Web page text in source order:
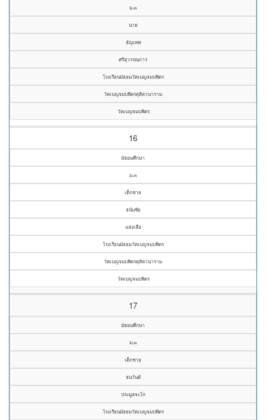
ม.๓
นาย
ธัญเทพ
ศรีสุวรรณการ
โรงเรียนมัธยมวัดเบญจมบพิตร
วัดเบญจมบพิตรดุสิตวนาราม
วัดเบญจมบพิตร
16
มัธยมศึกษา
ม.๓
เด็กชาย
ธนันชัย
แสงเสือ
โรงเรียนมัธยมวัดเบญจมบพิตร
วัดเบญจมบพิตรดุสิตวนาราม
วัดเบญจมบพิตร
17
มัธยมศึกษา
ม.๓
เด็กชาย
ธนวันต์
ประมูลจะโก
โรงเรียนมัธยมวัดเบญจมบพิตร